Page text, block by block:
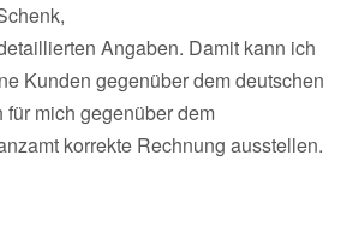
Angaben. Damit kann ich
Kunden gegenüber dem deutschen
mich gegenüber dem
korrekte Rechnung ausstellen.